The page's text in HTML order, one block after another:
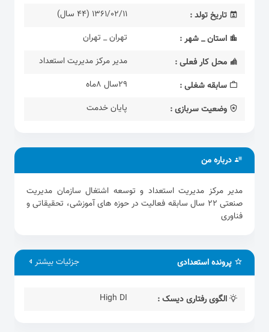
s
r
e
n
تاریخ تولد :
1361/02/11 (44 سال)
استان _ شهر :
تهران _ تهران
محل کار فعلی :
مدیر مرکز مدیریت استعداد
سابقه شغلی :
29سال 8ماه
وضعیت سربازی :
پایان خدمت
درباره من
مدیر مرکز مدیریت استعداد و توسعه اشتغال سازمان مدیریت
صنعتی 22 سال سابقه فعالیت در حوزه های آموزشی، تحقیقاتی و
فناوری
پرونده استعدادی جزئیات بیشتر
الگوی رفتاری دیسک : High DI